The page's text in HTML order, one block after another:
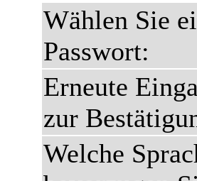
Wählen Sie
Passwort:
Erneute
zur
Welche